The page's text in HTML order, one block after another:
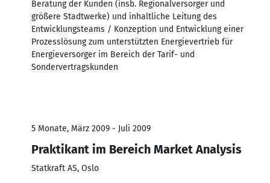
Beratung der Kunden (insb. Regionalversorger und
größere Stadtwerke) und inhaltliche Leitung des
Entwicklungsteams / Konzeption und Entwicklung einer
Prozesslösung zum unterstützten Energievertrieb für
Energieversorger im Bereich der Tarif- und
Sondervertragskunden
5 Monate, März 2009 - Juli 2009
Praktikant im Bereich Market Analysis
Statkraft AS, Oslo